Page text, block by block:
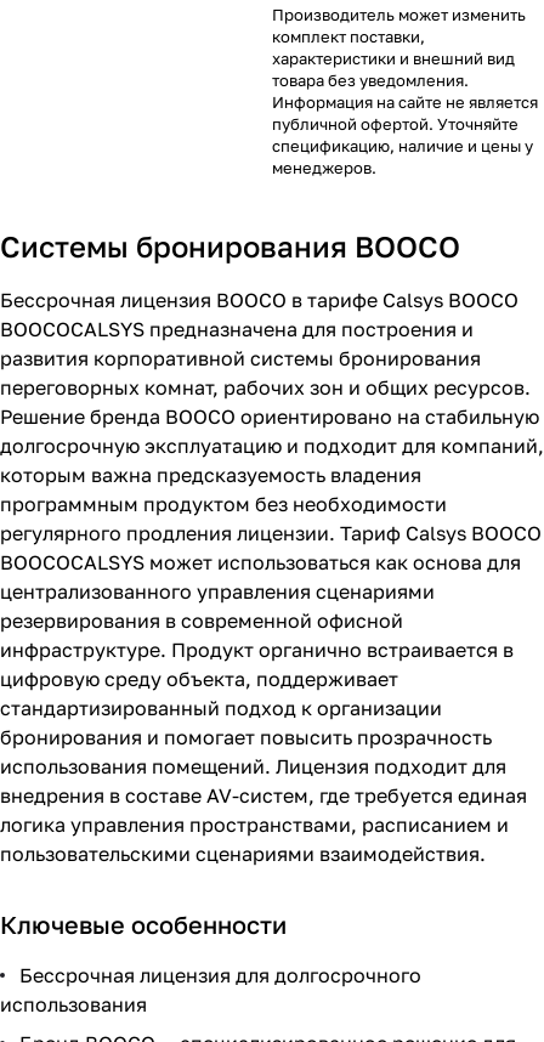
Производитель может изменить
комплект поставки,
характеристики и внешний вид
товара без уведомления.
Информация на сайте не является
публичной офертой. Уточняйте
спецификацию, наличие и цены у
менеджеров.
Системы бронирования BOOCO
Бессрочная лицензия BOOCO в тарифе Calsys BOOCO
BOOCOCALSYS предназначена для построения и
развития корпоративной системы бронирования
переговорных комнат, рабочих зон и общих ресурсов.
Решение бренда BOOCO ориентировано на стабильную
долгосрочную эксплуатацию и подходит для компаний,
которым важна предсказуемость владения
программным продуктом без необходимости
регулярного продления лицензии. Тариф Calsys BOOCO
BOOCOCALSYS может использоваться как основа для
централизованного управления сценариями
резервирования в современной офисной
инфраструктуре. Продукт органично встраивается в
цифровую среду объекта, поддерживает
стандартизированный подход к организации
бронирования и помогает повысить прозрачность
использования помещений. Лицензия подходит для
внедрения в составе AV-систем, где требуется единая
логика управления пространствами, расписанием и
пользовательскими сценариями взаимодействия.
Ключевые особенности
Бессрочная лицензия для долгосрочного
использования